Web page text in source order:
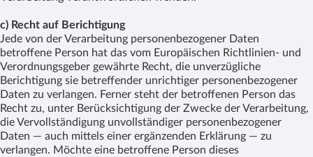
c) Recht auf Berichtigung
Jede von der Verarbeitung personenbezogener Daten
betroffene Person hat das vom Europäischen Richtlinien- und
Verordnungsgeber gewährte Recht, die unverzügliche
Berichtigung sie betreffender unrichtiger personenbezogener
Daten zu verlangen. Ferner steht der betroffenen Person das
Recht zu, unter Berücksichtigung der Zwecke der Verarbeitung,
die Vervollständigung unvollständiger personenbezogener
Daten — auch mittels einer ergänzenden Erklärung — zu
verlangen. Möchte eine betroffene Person dieses